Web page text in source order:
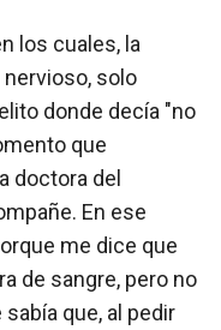
los cuales, la
nervioso, solo
donde decía "no
que
doctora del
En ese
me dice que
de sangre, pero no
que, al pedir